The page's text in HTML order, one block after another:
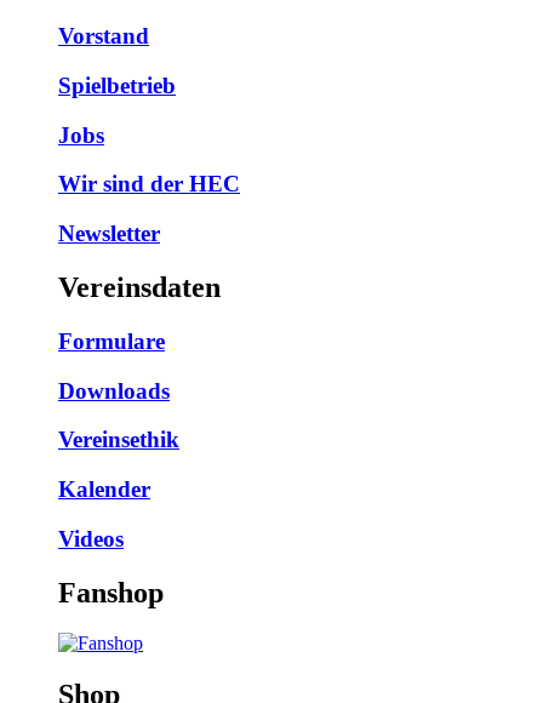
Vorstand
Spielbetrieb
Jobs
Wir sind der HEC
Newsletter
Vereinsdaten
Formulare
Downloads
Vereinsethik
Kalender
Videos
Fanshop
Shop